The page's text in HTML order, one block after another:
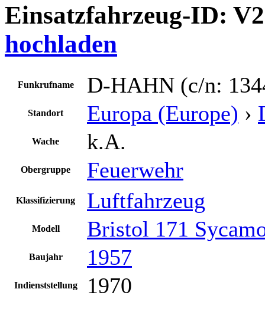
Einsatzfahrzeug-ID:
hochladen
Funkrufname D-HAHN (c/n:
Standort Europa (Europe) ›
Wache k.A.
Obergruppe Feuerwehr
Klassifizierung Luftfahrzeug
Modell Bristol 171
Baujahr 1957
Indienststellung
1970